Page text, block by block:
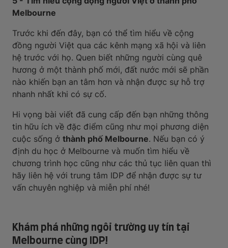
Melbourne
Trước khi đến đây, bạn có thể tìm hiểu về cộng
đồng người Việt qua các kênh mạng xã hội và liên
hệ trước với họ. Quen biết những người cùng quê
hương ở một thành phố mới, đất nước mới sẽ phần
nào khiến bạn an tâm hơn và nhận được sự hỗ trợ
nhanh nhất khi có sự cố.
Hi vọng bài viết đã cung cấp đến bạn những thông
tin hữu ích về đặc điểm cũng như mọi phương diện
cuộc sống ở thành phố Melbourne. Nếu bạn có ý
định du học ở Melbourne và muốn tìm hiểu về
chương trình học cũng như các thủ tục liên quan thì
hãy liên hệ với trung tâm IDP để nhận được sự tư
vấn chuyên nghiệp và miễn phí nhé!
Khám phá những ngôi trường uy tín tại
Melbourne cùng IDP!